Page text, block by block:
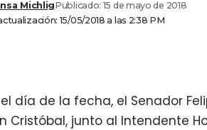
15/05/2018 a las 2:38 PM
MichligPublicado: 15 de mayo de 2018
el día de la fecha, el Senador
Cristóbal, junto al Intendente